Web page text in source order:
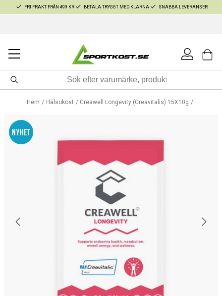
FRI FRAKT FRÅN 499 KR BETALA TRYGGT MED KLARNA SNABBA LEVERANSER
Hem Hälsokost Creawell Longevity (Creavitalis) 15X10g